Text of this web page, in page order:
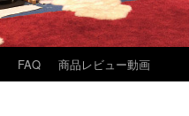
FAQ 商品レビュー動画